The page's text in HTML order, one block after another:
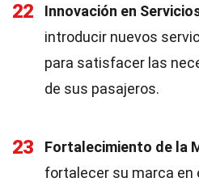
22 Innovación en
introducir nuevos
para satisfacer las
de sus pasajeros.
23 Fortalecimiento de la
fortalecer su marca en